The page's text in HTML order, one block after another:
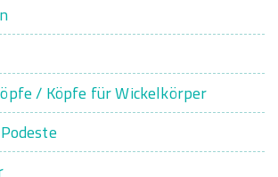
/ Köpfe für Wickelkörper